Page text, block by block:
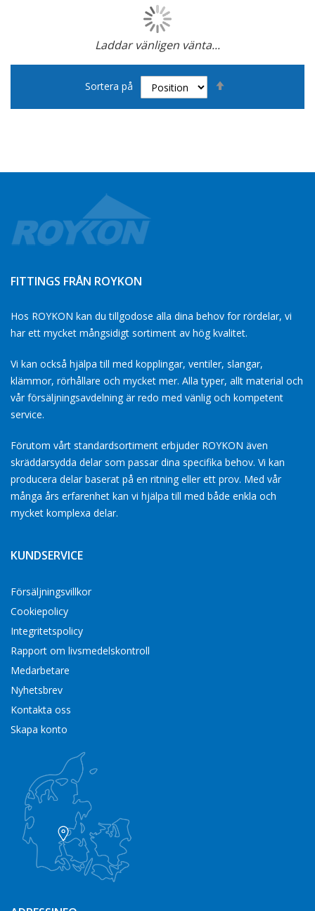
Laddar vänligen vänta...
Page
Sortera på
FITTINGS FRÅN ROYKON
Hos ROYKON kan du tillgodose alla dina behov for rördelar, vi
har ett mycket mångsidigt sortiment av hög kvalitet.
Vi kan också hjälpa till med kopplingar, ventiler, slangar,
klämmor, rörhållare och mycket mer. Alla typer, allt material och
vår försäljningsavdelning är redo med vänlig och kompetent
service.
Förutom vårt standardsortiment erbjuder ROYKON även
skräddarsydda delar som passar dina specifika behov. Vi kan
producera delar baserat på en ritning eller ett prov. Med vår
många års erfarenhet kan vi hjälpa till med både enkla och
mycket komplexa delar.
KUNDSERVICE
Försäljningsvillkor
Cookiepolicy
Integritetspolicy
Rapport om livsmedelskontroll
Medarbetare
Nyhetsbrev
Kontakta oss
Skapa konto